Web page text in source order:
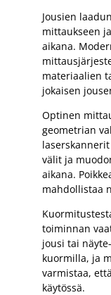
Jousien
mittaukseen
aikana.
materiaalien
jokaisen
Optinen
geometrian
välit ja
aikana.
mahdollistaa
toiminnan
jousi tai
kuormilla, ja
varmistaa,
käytössä.